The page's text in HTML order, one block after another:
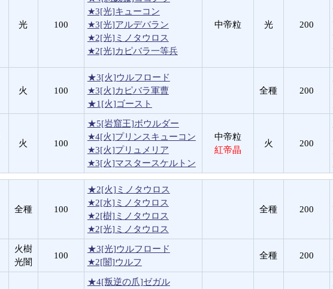
光 100
★3[光]キューコン
★3[光]アルデバラン
★2[光]ミノタウロス
★2[光]カピバラ一等兵
中帝粒 光 200
火 100
★3[火]ウルフロード
★3[火]カピバラ軍曹
★1[火]ゴースト
全種 200
火 100
★5[岩窟王]ボウルダー
★4[火]プリンスキューコン
★3[火]プリュメリア
★3[火]マスタースケルトン
中帝粒
紅帝晶
火 200
全種 100
★2[火]ミノタウロス
★2[水]ミノタウロス
★2[樹]ミノタウロス
★2[光]ミノタウロス
全種 200
火樹
光闇
100
★3[光]ウルフロード
★2[闇]ウルフ
全種 200
★4[叛逆の爪]ゼガル